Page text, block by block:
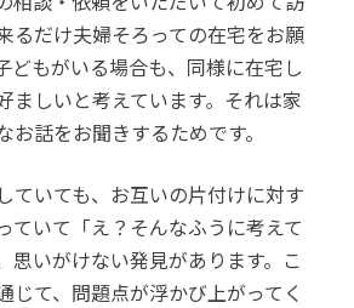
るだけ夫婦そろっての在宅をお願
どもがいる場合も、同様に在宅し
ましいと考えています。それは家
お話をお聞きするためです。
ていても、お互いの片付けに対す
ていて「え？そんなふうに考えて
思いがけない発見があります。こ
じて、問題点が浮かび上がってく